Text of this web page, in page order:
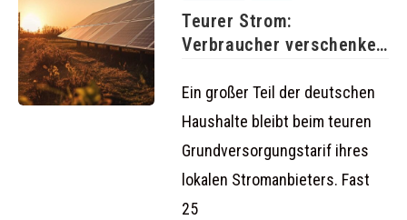
Teurer Strom:
Verbraucher verschenken
Grundversorgung
Ein großer Teil der deutschen
Haushalte bleibt beim teuren
Grundversorgungstarif ihres
lokalen Stromanbieters. Fast
25